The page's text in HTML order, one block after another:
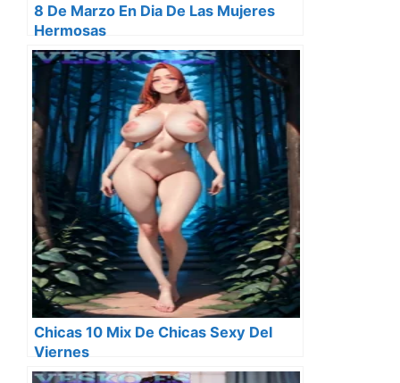
8 De Marzo En Dia De Las Mujeres
Hermosas
Chicas 10 Mix De Chicas Sexy Del
Viernes